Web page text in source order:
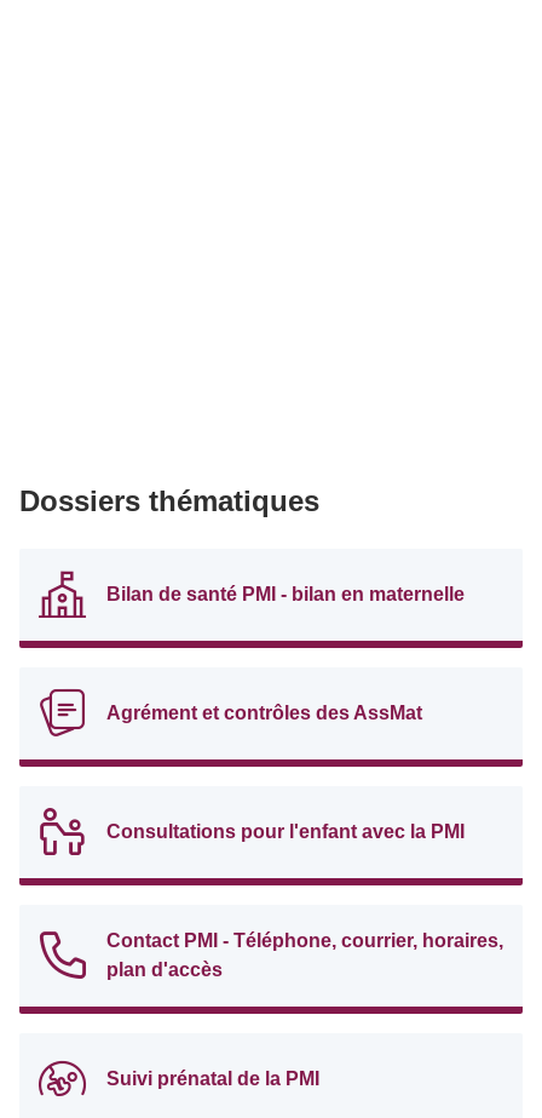
Dossiers thématiques
Bilan de santé PMI - bilan en maternelle
Agrément et contrôles des AssMat
Consultations pour l'enfant avec la PMI
Contact PMI - Téléphone, courrier, horaires,
plan d'accès
Suivi prénatal de la PMI